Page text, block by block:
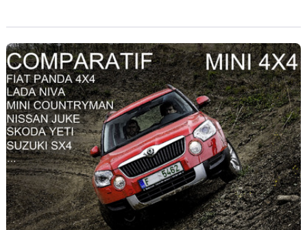
mobilisée pour vous aider à y voir plus clair à travers un
comparatif grandeur nature.